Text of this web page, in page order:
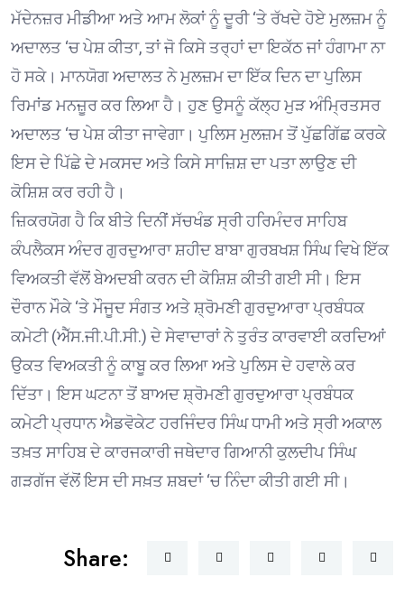
ਮੱਦੇਨਜ਼ਰ ਮੀਡੀਆ ਅਤੇ ਆਮ ਲੋਕਾਂ ਨੂੰ ਦੂਰੀ ‘ਤੇ ਰੱਖਦੇ ਹੋਏ ਮੁਲਜ਼ਮ ਨੂੰ
ਅਦਾਲਤ ‘ਚ ਪੇਸ਼ ਕੀਤਾ, ਤਾਂ ਜੋ ਕਿਸੇ ਤਰ੍ਹਾਂ ਦਾ ਇਕੱਠ ਜਾਂ ਹੰਗਾਮਾ ਨਾ
ਹੋ ਸਕੇ। ਮਾਨਯੋਗ ਅਦਾਲਤ ਨੇ ਮੁਲਜ਼ਮ ਦਾ ਇੱਕ ਦਿਨ ਦਾ ਪੁਲਿਸ
ਰਿਮਾਂਡ ਮਨਜ਼ੂਰ ਕਰ ਲਿਆ ਹੈ। ਹੁਣ ਉਸਨੂੰ ਕੱਲ੍ਹ ਮੁੜ ਅੰਮ੍ਰਿਤਸਰ
ਅਦਾਲਤ ‘ਚ ਪੇਸ਼ ਕੀਤਾ ਜਾਵੇਗਾ। ਪੁਲਿਸ ਮੁਲਜ਼ਮ ਤੋਂ ਪੁੱਛਗਿੱਛ ਕਰਕੇ
ਇਸ ਦੇ ਪਿੱਛੇ ਦੇ ਮਕਸਦ ਅਤੇ ਕਿਸੇ ਸਾਜ਼ਿਸ਼ ਦਾ ਪਤਾ ਲਾਉਣ ਦੀ
ਕੋਸ਼ਿਸ਼ ਕਰ ਰਹੀ ਹੈ।
ਜ਼ਿਕਰਯੋਗ ਹੈ ਕਿ ਬੀਤੇ ਦਿਨੀਂ ਸੱਚਖੰਡ ਸ੍ਰੀ ਹਰਿਮੰਦਰ ਸਾਹਿਬ
ਕੰਪਲੈਕਸ ਅੰਦਰ ਗੁਰਦੁਆਰਾ ਸ਼ਹੀਦ ਬਾਬਾ ਗੁਰਬਖਸ਼ ਸਿੰਘ ਵਿਖੇ ਇੱਕ
ਵਿਅਕਤੀ ਵੱਲੋਂ ਬੇਅਦਬੀ ਕਰਨ ਦੀ ਕੋਸ਼ਿਸ਼ ਕੀਤੀ ਗਈ ਸੀ। ਇਸ
ਦੌਰਾਨ ਮੌਕੇ ‘ਤੇ ਮੌਜੂਦ ਸੰਗਤ ਅਤੇ ਸ਼੍ਰੋਮਣੀ ਗੁਰਦੁਆਰਾ ਪ੍ਰਬੰਧਕ
ਕਮੇਟੀ (ਐੱਸ.ਜੀ.ਪੀ.ਸੀ.) ਦੇ ਸੇਵਾਦਾਰਾਂ ਨੇ ਤੁਰੰਤ ਕਾਰਵਾਈ ਕਰਦਿਆਂ
ਉਕਤ ਵਿਅਕਤੀ ਨੂੰ ਕਾਬੂ ਕਰ ਲਿਆ ਅਤੇ ਪੁਲਿਸ ਦੇ ਹਵਾਲੇ ਕਰ
ਦਿੱਤਾ। ਇਸ ਘਟਨਾ ਤੋਂ ਬਾਅਦ ਸ਼੍ਰੋਮਣੀ ਗੁਰਦੁਆਰਾ ਪ੍ਰਬੰਧਕ
ਕਮੇਟੀ ਪ੍ਰਧਾਨ ਐਡਵੋਕੇਟ ਹਰਜਿੰਦਰ ਸਿੰਘ ਧਾਮੀ ਅਤੇ ਸ੍ਰੀ ਅਕਾਲ
ਤਖ਼ਤ ਸਾਹਿਬ ਦੇ ਕਾਰਜਕਾਰੀ ਜਥੇਦਾਰ ਗਿਆਨੀ ਕੁਲਦੀਪ ਸਿੰਘ
ਗੜਗੱਜ ਵੱਲੋਂ ਇਸ ਦੀ ਸਖ਼ਤ ਸ਼ਬਦਾਂ ‘ਚ ਨਿੰਦਾ ਕੀਤੀ ਗਈ ਸੀ।
Share: